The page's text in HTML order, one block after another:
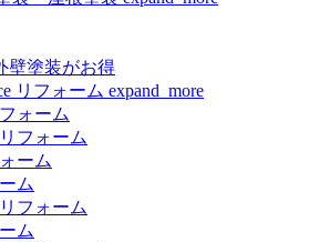
壁塗装がお得
リフォーム expand_more
ォーム
フォーム
ーム
ム
フォーム
ム